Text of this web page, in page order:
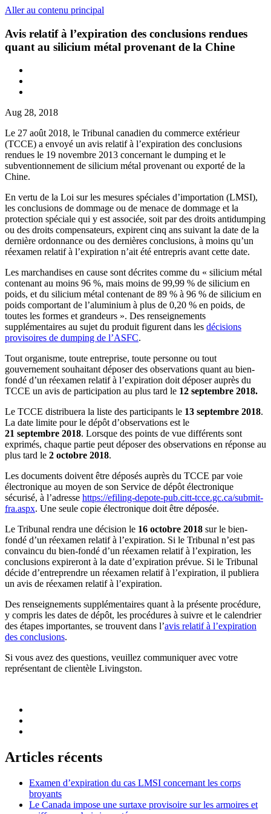
Aller au contenu principal
Avis relatif à l’expiration des conclusions rendues
quant au silicium métal provenant de la Chine
Aug 28, 2018
Le 27 août 2018, le Tribunal canadien du commerce extérieur
(TCCE) a envoyé un avis relatif à l’expiration des conclusions
rendues le 19 novembre 2013 concernant le dumping et le
subventionnement de silicium métal provenant ou exporté de la
Chine.
En vertu de la Loi sur les mesures spéciales d’importation (LMSI),
les conclusions de dommage ou de menace de dommage et la
protection spéciale qui y est associée, soit par des droits antidumping
ou des droits compensateurs, expirent cinq ans suivant la date de la
dernière ordonnance ou des dernières conclusions, à moins qu’un
réexamen relatif à l’expiration n’ait été entrepris avant cette date.
Les marchandises en cause sont décrites comme du « silicium métal
contenant au moins 96 %, mais moins de 99,99 % de silicium en
poids, et du silicium métal contenant de 89 % à 96 % de silicium en
poids comportant de l’aluminium à plus de 0,20 % en poids, de
toutes les formes et grandeurs ». Des renseignements
supplémentaires au sujet du produit figurent dans les décisions
provisoires de dumping de l’ASFC.
Tout organisme, toute entreprise, toute personne ou tout
gouvernement souhaitant déposer des observations quant au bien-
fondé d’un réexamen relatif à l’expiration doit déposer auprès du
TCCE un avis de participation au plus tard le 12 septembre 2018.
Le TCCE distribuera la liste des participants le 13 septembre 2018.
La date limite pour le dépôt d’observations est le
21 septembre 2018. Lorsque des points de vue différents sont
exprimés, chaque partie peut déposer des observations en réponse au
plus tard le 2 octobre 2018.
Les documents doivent être déposés auprès du TCCE par voie
électronique au moyen de son Service de dépôt électronique
sécurisé, à l’adresse https://efiling-depote-pub.citt-tcce.gc.ca/submit-
fra.aspx. Une seule copie électronique doit être déposée.
Le Tribunal rendra une décision le 16 octobre 2018 sur le bien-
fondé d’un réexamen relatif à l’expiration. Si le Tribunal n’est pas
convaincu du bien-fondé d’un réexamen relatif à l’expiration, les
conclusions expireront à la date d’expiration prévue. Si le Tribunal
décide d’entreprendre un réexamen relatif à l’expiration, il publiera
un avis de réexamen relatif à l’expiration.
Des renseignements supplémentaires quant à la présente procédure,
y compris les dates de dépôt, les procédures à suivre et le calendrier
des étapes importantes, se trouvent dans l’avis relatif à l’expiration
des conclusions.
Si vous avez des questions, veuillez communiquer avec votre
représentant de clientèle Livingston.
Articles récents
Examen d’expiration du cas LMSI concernant les corps
broyants
Le Canada impose une surtaxe provisoire sur les armoires et